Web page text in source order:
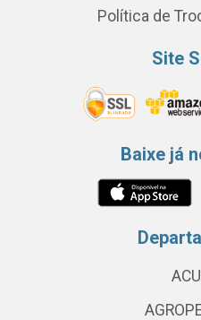
Política de
Site
Baixe já